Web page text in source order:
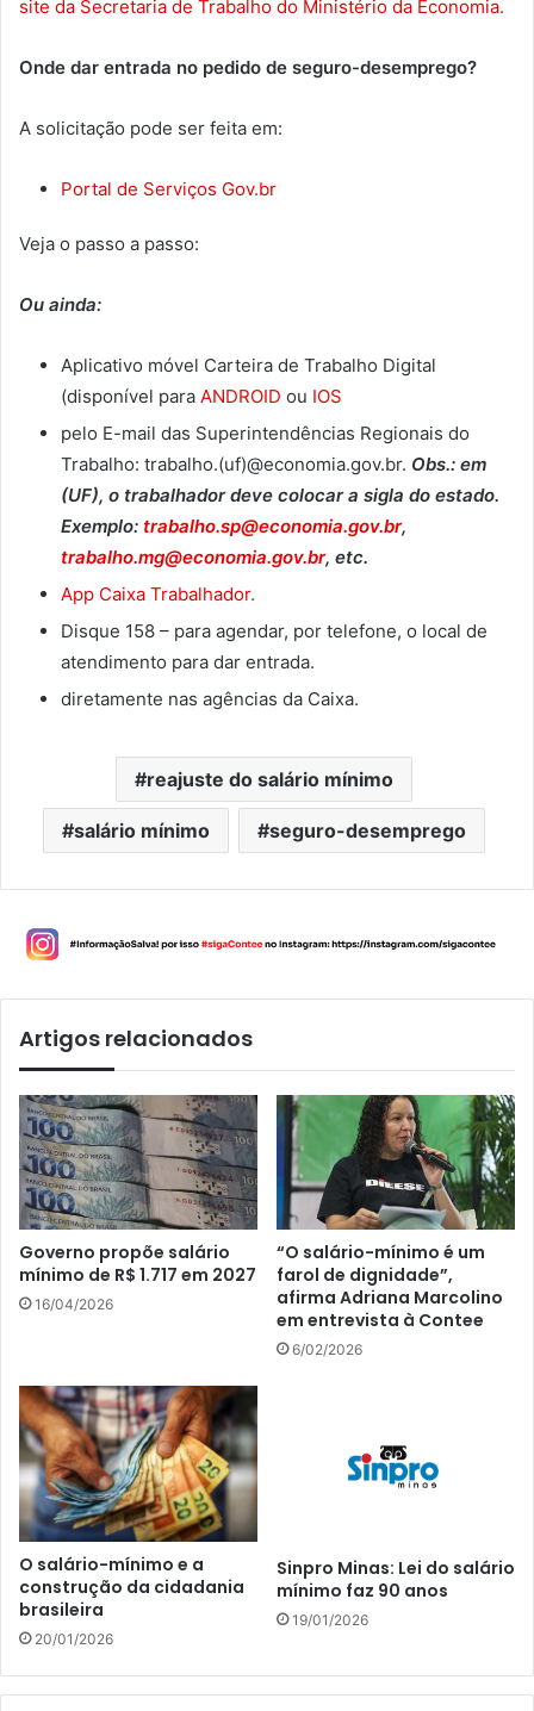
site da Secretaria de Trabalho do Ministério da Economia.
Onde dar entrada no pedido de seguro-desemprego?
A solicitação pode ser feita em:
Portal de Serviços Gov.br
Veja o passo a passo:
Ou ainda:
Aplicativo móvel Carteira de Trabalho Digital
(disponível para ANDROID ou IOS
pelo E-mail das Superintendências Regionais do
Trabalho: trabalho.(uf)@economia.gov.br. Obs.: em
(UF), o trabalhador deve colocar a sigla do estado.
Exemplo: trabalho.sp@economia.gov.br,
trabalho.mg@economia.gov.br, etc.
App Caixa Trabalhador.
Disque 158 – para agendar, por telefone, o local de
atendimento para dar entrada.
diretamente nas agências da Caixa.
reajuste do salário mínimo
salário mínimo seguro-desemprego
Artigos relacionados
Governo propõe salário
mínimo de R$ 1.717 em 2027
16/04/2026
“O salário-mínimo é um
farol de dignidade”,
afirma Adriana Marcolino
em entrevista à Contee
6/02/2026
O salário-mínimo e a
construção da cidadania
brasileira
20/01/2026
Sinpro Minas: Lei do salário
mínimo faz 90 anos
19/01/2026